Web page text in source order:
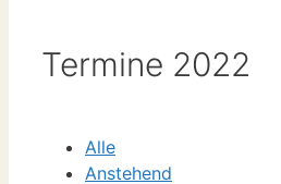
Termine 2022
Alle
Anstehend